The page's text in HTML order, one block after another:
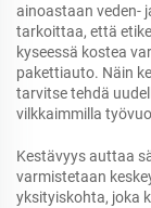
ainoastaan veden-
tarkoittaa, että
kyseessä kostea
pakettiauto. Näin
tarvitse tehdä
vilkkaimmilla
Kestävyys auttaa
varmistetaan
yksityiskohta, joka